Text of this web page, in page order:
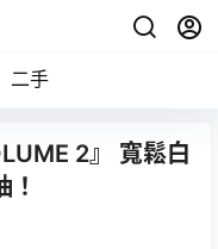
二手
2』 寬鬆白